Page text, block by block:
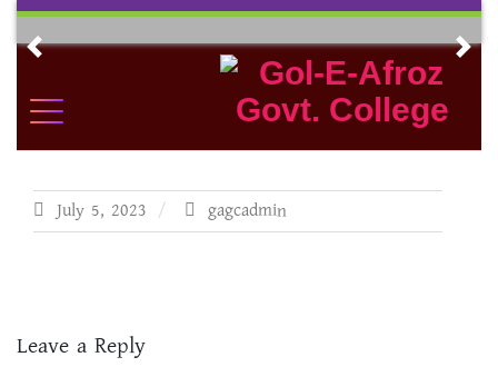
Skip
contentPrevious
July 5, 2023 gagcadmin
Leave a Reply